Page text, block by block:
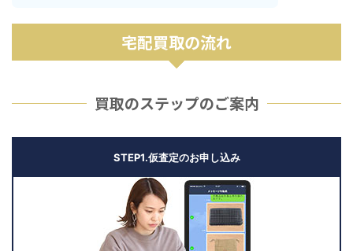
宅配買取の流れ
買取のステップのご案内
STEP1.仮査定のお申し込み